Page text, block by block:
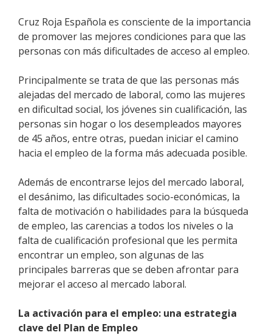
Cruz Roja Española es consciente de la importancia
de promover las mejores condiciones para que las
personas con más dificultades de acceso al empleo.
Principalmente se trata de que las personas más
alejadas del mercado de laboral, como las mujeres
en dificultad social, los jóvenes sin cualificación, las
personas sin hogar o los desempleados mayores
de 45 años, entre otras, puedan iniciar el camino
hacia el empleo de la forma más adecuada posible.
Además de encontrarse lejos del mercado laboral,
el desánimo, las dificultades socio-económicas, la
falta de motivación o habilidades para la búsqueda
de empleo, las carencias a todos los niveles o la
falta de cualificación profesional que les permita
encontrar un empleo, son algunas de las
principales barreras que se deben afrontar para
mejorar el acceso al mercado laboral.
La activación para el empleo: una estrategia
clave del Plan de Empleo